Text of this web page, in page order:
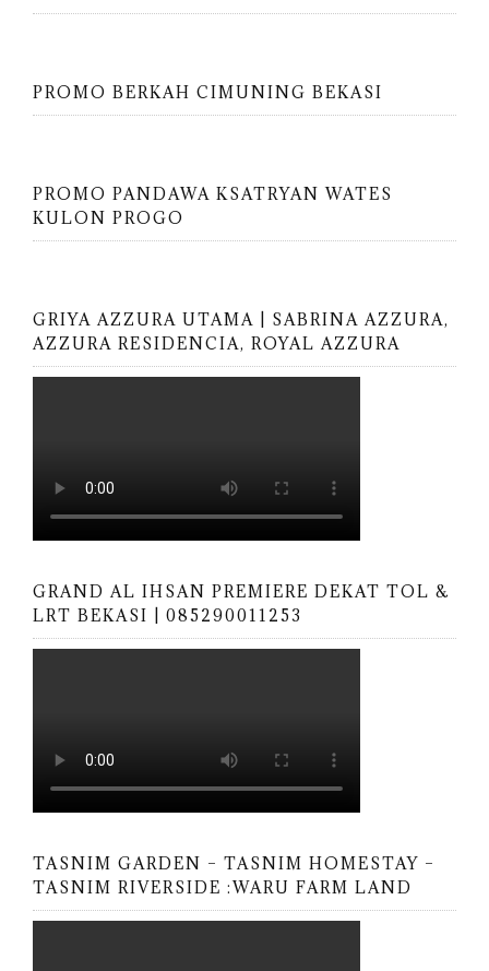
PROMO BERKAH CIMUNING BEKASI
PROMO PANDAWA KSATRYAN WATES
KULON PROGO
GRIYA AZZURA UTAMA | SABRINA AZZURA,
AZZURA RESIDENCIA, ROYAL AZZURA
GRAND AL IHSAN PREMIERE DEKAT TOL &
LRT BEKASI | 085290011253
TASNIM GARDEN – TASNIM HOMESTAY –
TASNIM RIVERSIDE :WARU FARM LAND